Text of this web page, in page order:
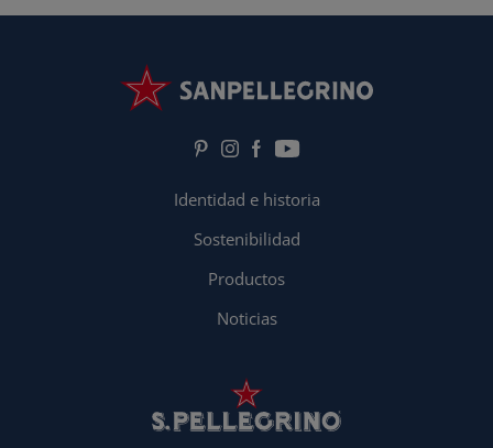
Identidad e historia
Sostenibilidad
Productos
Noticias